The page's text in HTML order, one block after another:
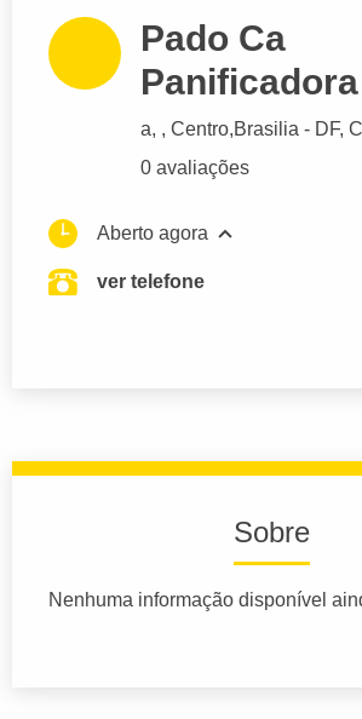
Pado Ca
Panificadora
a, , Centro,Brasilia - DF,
0 avaliações
Aberto agora
ver telefone
Sobre
Nenhuma informação disponível